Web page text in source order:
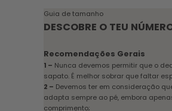
Guia de tamanho
DESCOBRE O TEU
Recomendações Gerais
1 – Nunca devemos permitir que o
sapato. É melhor sobrar que faltar
2 – Devemos ter em consideração
adapta sempre ao pé, embora
comprimento;